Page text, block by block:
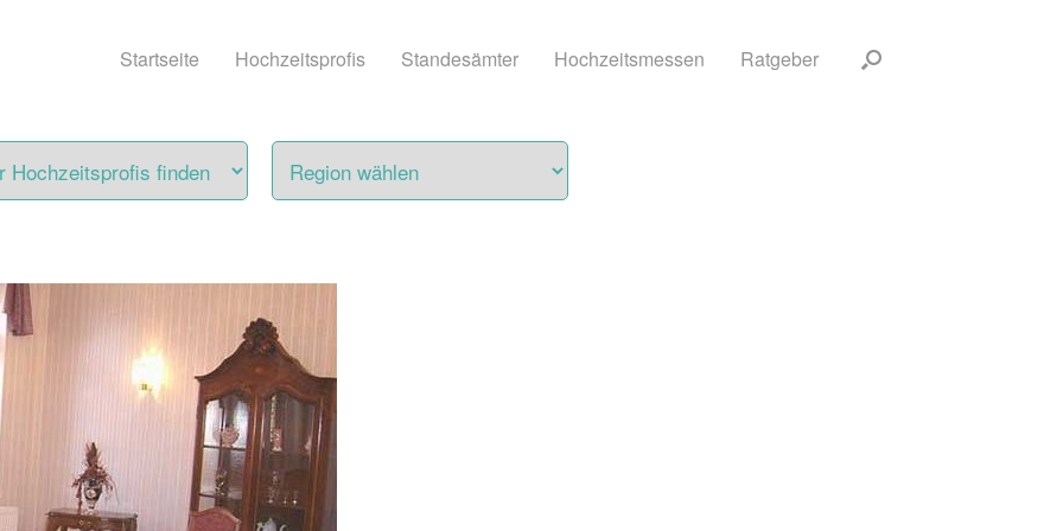
Startseite Hochzeitsprofis Standesämter Hochzeitsmessen Ratgeber